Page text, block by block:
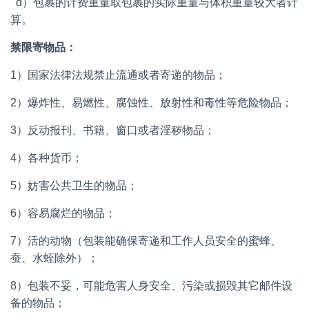
d）包裹的计费重量取包裹的实际重量与体积重量较大者计
算。
禁限寄物品：
1）国家法律法规禁止流通或者寄递的物品；
2）爆炸性、易燃性、腐蚀性、放射性和毒性等危险物品；
3）反动报刊、书籍、窗口或者淫秽物品；
4）各种货币；
5）妨害公共卫生的物品；
6）容易腐烂的物品；
7）活的动物（包装能确保寄递和工作人员安全的蜜蜂、
蚕、水蛭除外）；
8）包装不妥，可能危害人身安全、污染或损毁其它邮件设
备的物品；